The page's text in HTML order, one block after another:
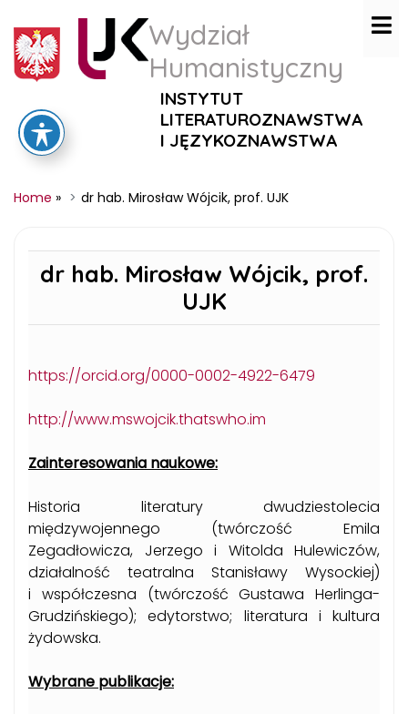
Wydział
Humanistyczny
INSTYTUT
LITERATUROZNAWSTWA
I JĘZYKOZNAWSTWA
Home » dr hab. Mirosław Wójcik, prof. UJK
dr hab. Mirosław Wójcik, prof.
UJK
https://orcid.org/0000-0002-4922-6479
http://www.mswojcik.thatswho.im
Zainteresowania naukowe:
Historia literatury dwudziestolecia
międzywojennego (twórczość Emila
Zegadłowicza, Jerzego i Witolda Hulewiczów,
działalność teatralna Stanisławy Wysockiej)
i współczesna (twórczość Gustawa Herlinga­
Grudzińskiego); edytorstwo; literatura i kultura
żydowska.
Wybrane publikacje: